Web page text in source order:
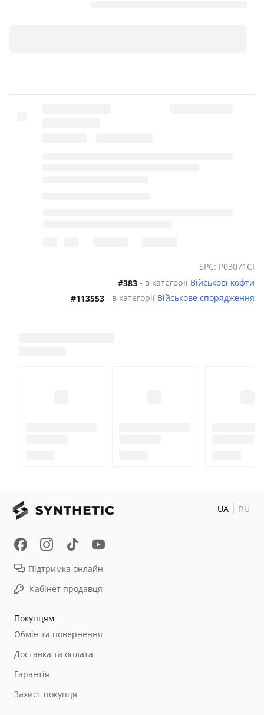
SPC: P03071CI
#383 - в категорії Військові кофти
#113553 - в категорії Військове спорядження
Покупцям
Обмін та повернення
Доставка та оплата
Гарантія
Захист покупця
Підтримка онлайн
Кабінет продавця
UA RU